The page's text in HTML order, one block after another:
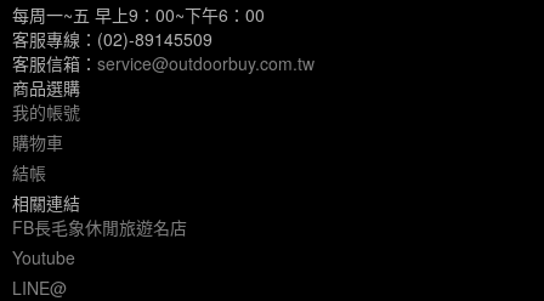
每周一~五 早上9：00~下午6：00
客服專線：(02)-89145509
客服信箱： service@outdoorbuy.com.tw
商品選購
我的帳號
購物車
結帳
相關連結
FB長毛象休閒旅遊名店
Youtube
LINE@